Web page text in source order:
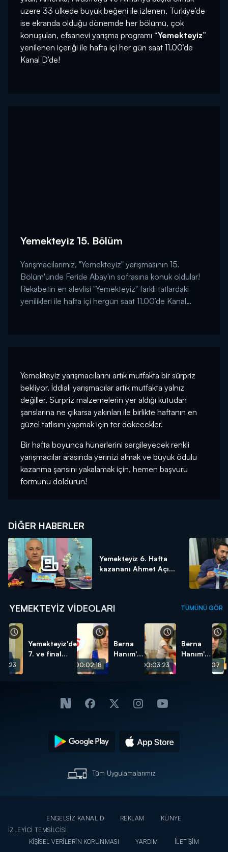
üzere 33 ülkede büyük beğeni ile izlenen, Türkiye’de
ise ekranda olduğu dönemde her bölümü, çok
konuşulan, efsanevi yarışma programı “Yemekteyiz”
yenilenen içeriği ile hafta içi her gün saat 11.00’de
Kanal D’de!
Yemekteyiz 15. Bölüm
Yarışmacılarımız, "Yemekteyiz" yarışmasının 15.
Bölüm'ünde Feride Abay'ın sofrasına konuk oldular!
Rekabetin en alevlisi "Yemekteyiz" farklı tatlardaki
yenilikleri ile hafta içi hergün saat 11.00’de Kanal
Yemekteyiz yarışmacılarını artık mutfakta bir sürpriz
bekliyor. İddialı yarışmacılar artık mutfakta yalnız
değiller. Sürpriz malzemelerin yer aldığı kutudan
şanslarına ne çıkarsa yakınları ile birlikte haftanın en
güzel tatlısını yapmak için ter dökecekler.
Bir hafta boyunca hünerlerini sergileyecek renkli
yarışmacılar arasında yerinizi almak ve büyük ödülü
kazanma şansını yakalamak için, hemen başvuru
formunu doldurun!
DIĞER HABERLER
Yemekteyiz 6. Hafta
kazananı Ahmet Açı...
YEMEKTEYIZ VIDEOLARI TÜMÜNÜ GÖR
Yemekteyiz'de
7. ve final
00:02:18
Berna
Hanım'ın
00:03:23
Berna
Hanım'ın
00:02:07
Tüm Uygulamalarımız
ENGELSİZ KANAL D REKLAM
KÜNYE
İZLEYİCİ TEMSİLCİSİ
KİŞİSEL VERİLERİN KORUNMASI
YARDIM
İLETİŞİM